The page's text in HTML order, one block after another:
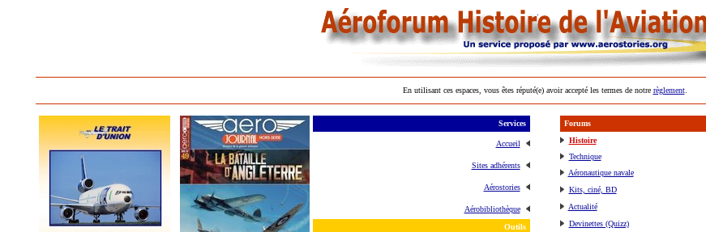
En utilisant ces espaces, vous êtes réputé(e) avoir accepté les termes de notre règlement.
Services
Accueil
Sites adhérents
Aérostories
Aérobibliothèque
Outils
Forums
Histoire
Technique
Aéronautique navale
Kits, ciné, BD
Actualité
Devinettes (Quizz)